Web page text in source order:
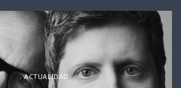
ACTUALIDAD